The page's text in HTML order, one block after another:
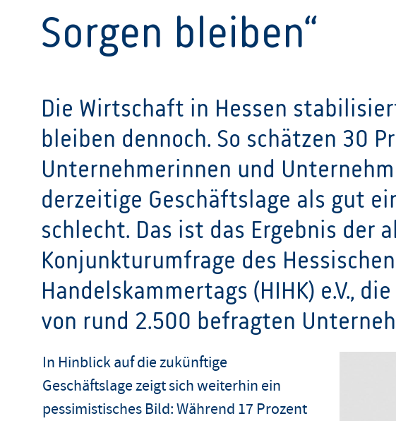
Sorgen bleiben“
Die Wirtschaft in Hessen
bleiben dennoch. So schätzen 30
Unternehmerinnen und
derzeitige Geschäftslage als gut
schlecht. Das ist das Ergebnis der
Konjunkturumfrage des
Handelskammertags (HIHK) e.V.,
von rund 2.500 befragten
In Hinblick auf die zukünftige
Geschäftslage zeigt sich weiterhin ein
pessimistisches Bild: Während 17 Prozent